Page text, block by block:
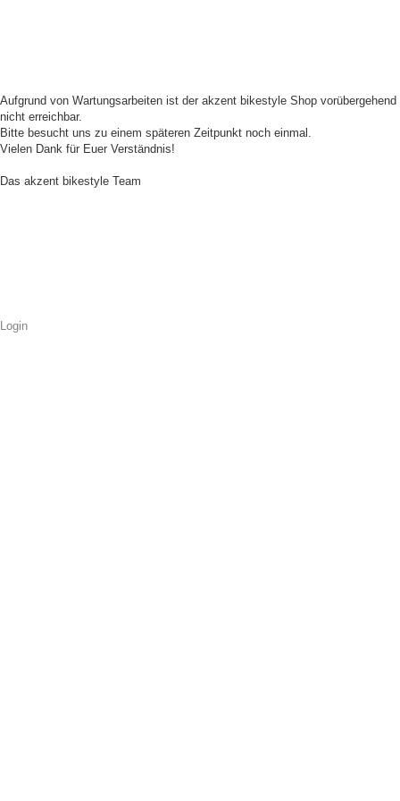
Aufgrund von Wartungsarbeiten ist der akzent bikestyle Shop vorübergehend
nicht erreichbar.
Bitte besucht uns zu einem späteren Zeitpunkt noch einmal.
Vielen Dank für Euer Verständnis!
Das akzent bikestyle Team
Login